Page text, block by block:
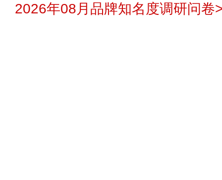
2026年08月品牌知名度调研问卷